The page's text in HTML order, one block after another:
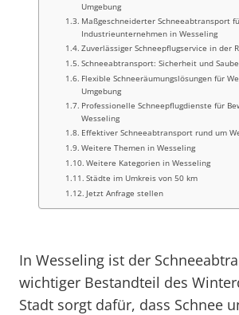
Umgebung
Maßgeschneiderter Schneeabtransport
Industrieunternehmen in Wesseling
Zuverlässiger Schneepflugservice in der
Schneeabtransport: Sicherheit und
Flexible Schneeräumungslösungen für
Umgebung
Professionelle Schneepflugdienste für
Wesseling
Effektiver Schneeabtransport rund um
Weitere Themen in Wesseling
Weitere Kategorien in Wesseling
Städte im Umkreis von 50 km
Jetzt Anfrage stellen
In Wesseling ist der
wichtiger Bestandteil des
Stadt sorgt dafür, dass Schnee